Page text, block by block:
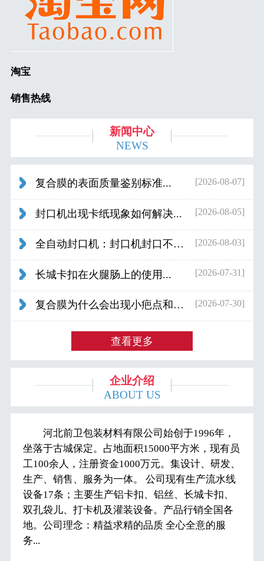
淘宝
销售热线
新闻中心
NEWS
复合膜的表面质量鉴别标准... [2026-08-07]
封口机出现卡纸现象如何解决... [2026-08-05]
全自动封口机：封口机封口不好应检查什... [2026-08-03]
长城卡扣在火腿肠上的使用... [2026-07-31]
复合膜为什么会出现小疤点和波浪纹... [2026-07-30]
查看更多
企业介绍
ABOUT US
河北前卫包装材料有限公司始创于1996年，
坐落于古城保定。占地面积15000平方米，现有员
工100余人，注册资金1000万元。集设计、研发、
生产、销售、服务为一体。 公司现有生产流水线
设备17条；主要生产铝卡扣、铝丝、长城卡扣、
双孔袋儿、打卡机及灌装设备。产品行销全国各
地。公司理念：精益求精的品质 全心全意的服
务...